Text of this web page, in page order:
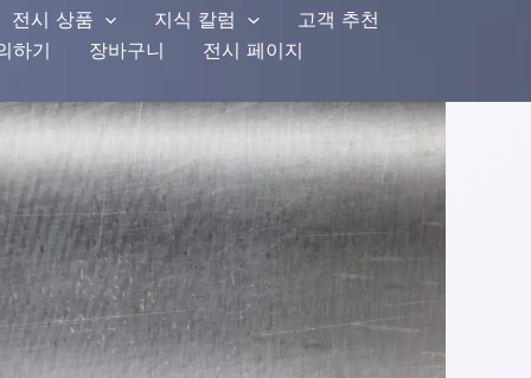
전시 상품 지식 칼럼
고객 추천
하기
장바구니 전시 페이지